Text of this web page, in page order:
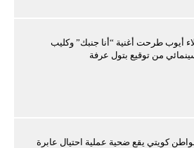
آلاء أيوب طرحت أغنية “أنا جنبك” وكليب
من توقيع بتول عرفة
كويتي يقع ضحية عملية احتيال عابرة